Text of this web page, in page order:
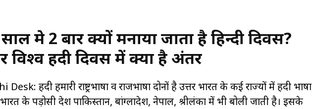
मे 2 बार क्यों मनाया जाता है हिन्दी दिवस?
विश्व हिंदी दिवस में क्या है अंतर
हिंदी हमारी राष्ट्रभाषा व राजभाषा दोनों है उत्तर भारत के कई राज्यों में हिंदी भाषा
के पड़ोसी देश पाकिस्तान, बांग्लादेश, नेपाल, श्रीलंका में भी बोली जाती है। इसके